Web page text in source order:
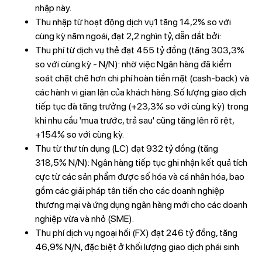
nhập này.
Thu nhập từ hoạt động dịch vụ1 tăng 14,2% so với
cùng kỳ năm ngoái, đạt 2,2 nghìn tỷ, dẫn dắt bởi:
Thu phí từ dịch vụ thẻ đạt 455 tỷ đồng (tăng 303,3%
so với cùng kỳ - N/N): nhờ việc Ngân hàng đã kiểm
soát chặt chẽ hơn chi phí hoàn tiền mặt (cash-back) và
các hành vi gian lận của khách hàng. Số lượng giao dịch
tiếp tục đà tăng trưởng (+23,3% so với cùng kỳ) trong
khi nhu cầu 'mua trước, trả sau' cũng tăng lên rõ rệt,
+154% so với cùng kỳ.
Thu từ thư tín dụng (LC) đạt 932 tỷ đồng (tăng
318,5% N/N): Ngân hàng tiếp tục ghi nhận kết quả tích
cực từ các sản phẩm được số hóa và cá nhân hóa, bao
gồm các giải pháp tân tiến cho các doanh nghiệp
thương mại và ứng dụng ngân hàng mới cho các doanh
nghiệp vừa và nhỏ (SME).
Thu phí dịch vụ ngoại hối (FX) đạt 246 tỷ đồng, tăng
46,9% N/N, đặc biệt ở khối lượng giao dịch phái sinh